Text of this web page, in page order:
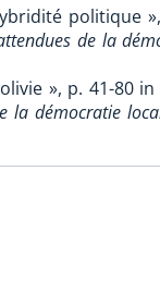
politique
de la
», p. 41-80 in
la démocratie